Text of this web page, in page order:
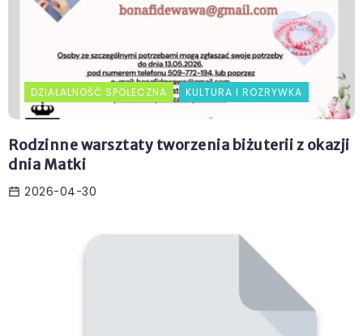
DZIAŁALNOŚĆ SPOŁECZNA KULTURA I ROZRYWKA
Rodzinne warsztaty tworzenia biżuterii z okazji
dnia Matki
2026-04-30